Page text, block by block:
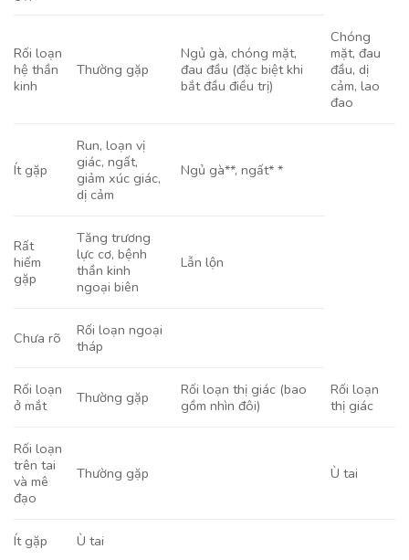
Rối loạn
hệ thần
kinh
Thường gặp
Ngủ gà, chóng mặt,
đau đầu (đặc biệt khi
bắt đầu điều trị)
Chóng
mặt, đau
đầu, dị
cảm, lao
đao
Ít gặp
Run, loạn vị
giác, ngất,
giảm xúc giác,
dị cảm
Ngủ gà**, ngất* *
Rất
hiếm
gặp
Tăng trương
lực cơ, bệnh
thần kinh
ngoại biên
Lẫn lộn
Chưa rõ
Rối loạn ngoại
tháp
Rối loạn
ở mắt
Thường gặp
Rối loạn thị giác (bao
gồm nhìn đôi)
Rối loạn
thị giác
Rối loạn
trên tai
và mê
đạo
Thường gặp Ù tai
Ít gặp Ù tai